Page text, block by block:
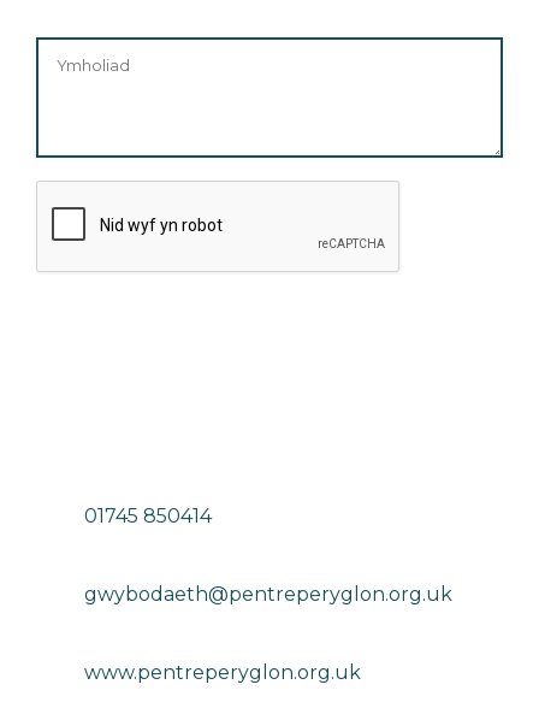
01745 850414
gwybodaeth@pentreperyglon.org.uk
www.pentreperyglon.org.uk